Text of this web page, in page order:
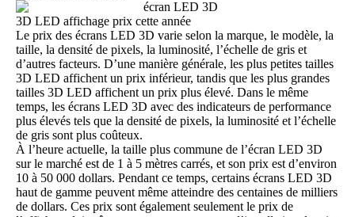
3D LED affichage prix cette année
Le prix des écrans LED 3D varie selon la marque, le modèle, la
taille, la densité de pixels, la luminosité, l’échelle de gris et
d’autres facteurs. D’une manière générale, les plus petites tailles
3D LED affichent un prix inférieur, tandis que les plus grandes
tailles 3D LED affichent un prix plus élevé. Dans le même
temps, les écrans LED 3D avec des indicateurs de performance
plus élevés tels que la densité de pixels, la luminosité et l’échelle
de gris sont plus coûteux.
À l’heure actuelle, la taille plus commune de l’écran LED 3D
sur le marché est de 1 à 5 mètres carrés, et son prix est d’environ
10 à 50 000 dollars. Pendant ce temps, certains écrans LED 3D
haut de gamme peuvent même atteindre des centaines de milliers
de dollars. Ces prix sont également seulement le prix de